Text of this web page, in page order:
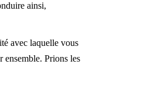
ainsi,
avec laquelle vous
ensemble. Prions les